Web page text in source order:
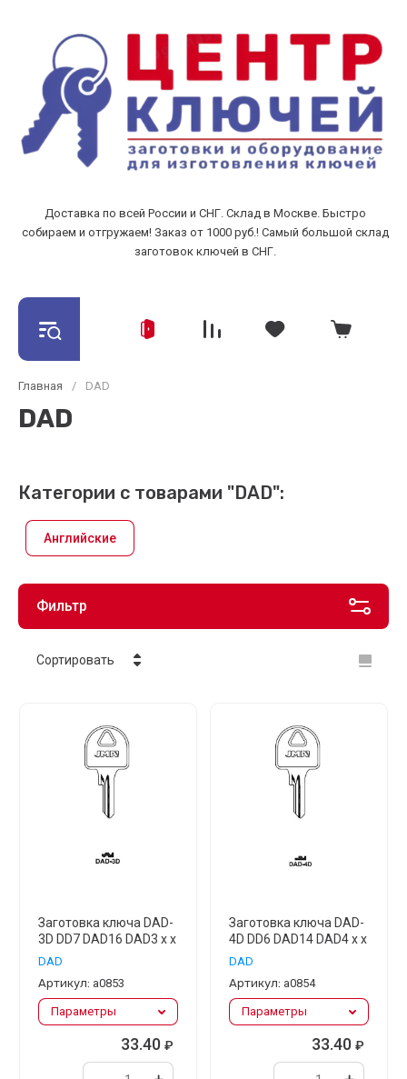
Доставка по всей России и СНГ. Склад в Москве. Быстро
собираем и отгружаем! Заказ от 1000 руб.! Самый большой склад
заготовок ключей в СНГ.
Главная / DAD
DAD
Категории с товарами "DAD":
Английские
Фильтр
Сортировать
Цена - возрастание
Название - Я-А
Название - А-Я
Заготовка ключа DAD-
3D DD7 DAD16 DAD3 x x
DAD
Артикул: а0853
Параметры
33.40 ₽
Заготовка ключа DAD-
4D DD6 DAD14 DAD4 x x
DAD
Артикул: а0854
Параметры
33.40 ₽